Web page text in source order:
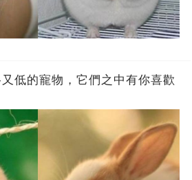
低的寵物，它們之中有你喜歡